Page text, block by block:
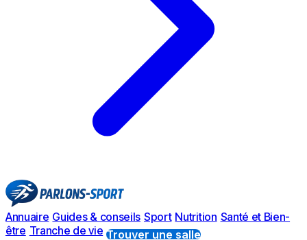
Annuaire Guides & conseils Sport Nutrition Santé et Bien-
être Tranche de vie Trouver une salle